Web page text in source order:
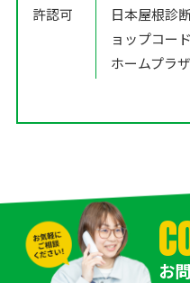
許認可
日本屋根診
ョップコー
ホームプラ
お